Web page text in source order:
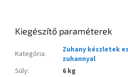
Kiegészítő paraméterek
Kategória:
Zuhany készletek
zuhannyal
Súly:
6 kg